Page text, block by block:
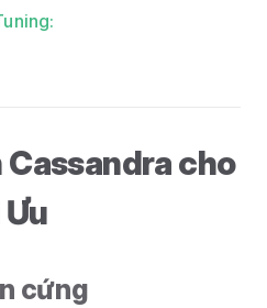
Cassandra cho
cứng